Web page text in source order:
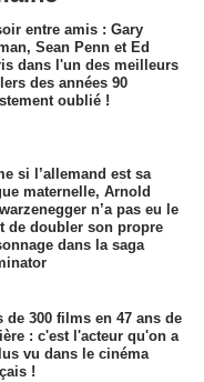
entre amis : Gary
Sean Penn et Ed
dans l'un des meilleurs
des années 90
oublié !
si l’allemand est sa
maternelle, Arnold
n’a pas eu le
de doubler son propre
dans la saga
de 300 films en 47 ans de
: c'est l'acteur qu'on a
vu dans le cinéma
!